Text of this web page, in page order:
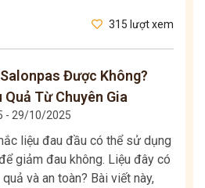
315 lượt xem
Được Không?
Từ Chuyên Gia
- 29/10/2025
liệu đau đầu có thể sử dụng
giảm đau không. Liệu đây có
và an toàn? Bài viết này,